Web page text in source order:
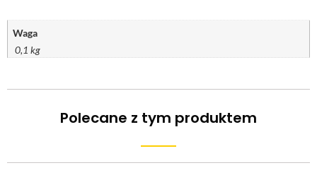
Waga
0,1 kg
Polecane z tym produktem